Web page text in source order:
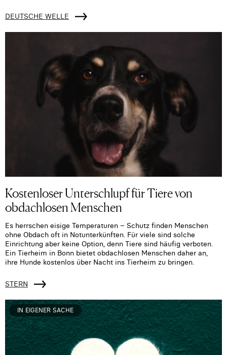
DEUTSCHE WELLE
Kostenloser Unterschlupf für Tiere von
obdachlosen Menschen
Es herrschen eisige Temperaturen – Schutz finden Menschen
ohne Obdach oft in Notunterkünften. Für viele sind solche
Einrichtung aber keine Option, denn Tiere sind häufig verboten.
Ein Tierheim in Bonn bietet obdachlosen Menschen daher an,
ihre Hunde kostenlos über Nacht ins Tierheim zu bringen.
STERN
IN EIGENER SACHE